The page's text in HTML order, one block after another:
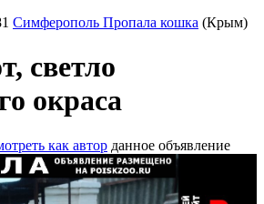
Симферополь Пропала кошка (Крым)
светло
окраса
как автор данное объявление